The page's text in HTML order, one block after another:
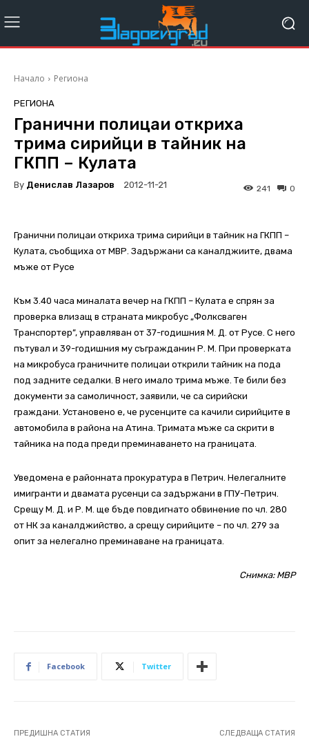
Начало Региона
РЕГИОНА
Гранични полицаи откриха
трима сирийци в тайник на
ГКПП – Кулата
By Денислав Лазаров 2012-11-21 0
241
Гранични полицаи откриха трима сирийци в тайник на ГКПП –
Кулата, съобщиха от МВР. Задържани са каналджиите, двама
мъже от Русе
Към 3.40 часа миналата вечер на ГКПП – Кулата е спрян за
проверка влизащ в страната микробус „Фолксваген
Транспортер”, управляван от 37-годишния М. Д. от Русе. С него
пътувал и 39-годишния му съгражданин Р. М. При проверката
на микробуса граничните полицаи открили тайник на пода
под задните седалки. В него имало трима мъже. Те били без
документи за самоличност, заявили, че са сирийски
граждани. Установено е, че русенците са качили сирийците в
автомобила в района на Атина. Тримата мъже са скрити в
тайника на пода преди преминаването на границата.
Уведомена е районната прокуратура в Петрич. Нелегалните
имигранти и двамата русенци са задържани в ГПУ-Петрич.
Срещу М. Д. и Р. М. ще бъде повдигнато обвинение по чл. 280
от НК за каналджийство, а срещу сирийците – по чл. 279 за
опит за нелегално преминаване на границата.
Снимка: МВР
Facebook Twitter
ПРЕДИШНА СТАТИЯ СЛЕДВАЩА СТАТИЯ